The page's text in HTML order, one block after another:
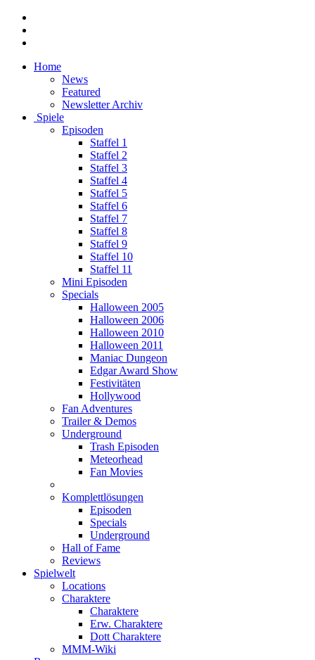
Home
News
Featured
Newsletter Archiv
Spiele
Episoden
Staffel 1
Staffel 2
Staffel 3
Staffel 4
Staffel 5
Staffel 6
Staffel 7
Staffel 8
Staffel 9
Staffel 10
Staffel 11
Mini Episoden
Specials
Halloween 2005
Halloween 2006
Halloween 2010
Halloween 2011
Maniac Dungeon
Edgar Award Show
Festivitäten
Hollywood
Fan Adventures
Trailer & Demos
Underground
Trash Episoden
Meteorhead
Fan Movies
Komplettlösungen
Episoden
Specials
Underground
Hall of Fame
Reviews
Spielwelt
Locations
Charaktere
Charaktere
Erw. Charaktere
Dott Charaktere
MMM-Wiki